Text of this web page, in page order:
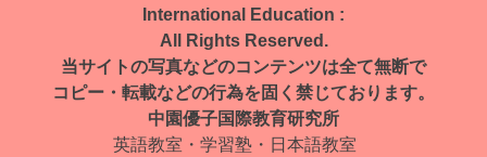
シ
ョ
International Education :
All Rights Reserved.
当サイトの写真などのコンテンツは全て無断で
コピー・転載などの行為を固く禁じております。
中園優子国際教育研究所
英語教室・学習塾・日本語教室